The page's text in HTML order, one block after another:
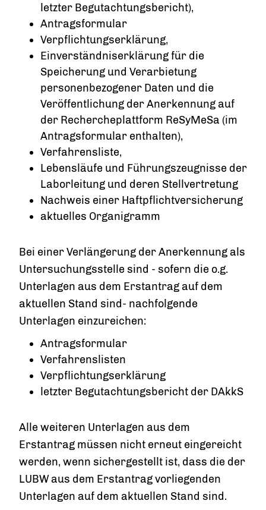
letzter Begutachtungsbericht),
Antragsformular
Verpflichtungserklärung,
Einverständniserklärung für die
Speicherung und Verarbietung
personenbezogener Daten und die
Veröffentlichung der Anerkennung auf
der Rechercheplattform ReSyMeSa (im
Antragsformular enthalten),
Verfahrensliste,
Lebensläufe und Führungszeugnisse der
Laborleitung und deren Stellvertretung
Nachweis einer Haftpflichtversicherung
aktuelles Organigramm
Bei einer Verlängerung der Anerkennung als
Untersuchungsstelle sind - sofern die o.g.
Unterlagen aus dem Erstantrag auf dem
aktuellen Stand sind- nachfolgende
Unterlagen einzureichen:
Antragsformular
Verfahrenslisten
Verpflichtungserklärung
letzter Begutachtungsbericht der DAkkS
Alle weiteren Unterlagen aus dem
Erstantrag müssen nicht erneut eingereicht
werden, wenn sichergestellt ist, dass die der
LUBW aus dem Erstantrag vorliegenden
Unterlagen auf dem aktuellen Stand sind.